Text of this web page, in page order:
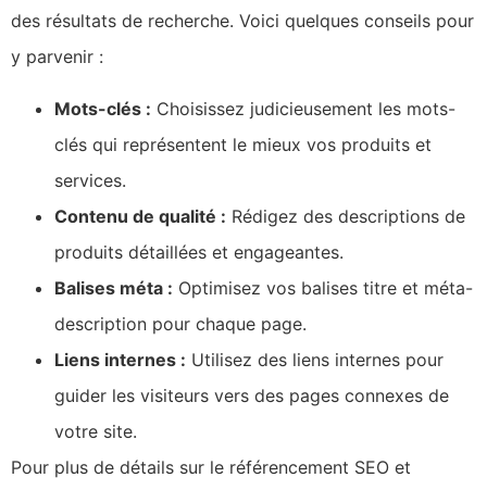
des résultats de recherche. Voici quelques conseils pour
y parvenir :
Mots-clés : Choisissez judicieusement les mots-
clés qui représentent le mieux vos produits et
services.
Contenu de qualité : Rédigez des descriptions de
produits détaillées et engageantes.
Balises méta : Optimisez vos balises titre et méta-
description pour chaque page.
Liens internes : Utilisez des liens internes pour
guider les visiteurs vers des pages connexes de
votre site.
Pour plus de détails sur le référencement SEO et